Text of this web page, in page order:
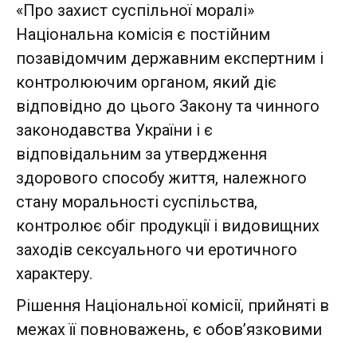
«Про захист суспільної моралі»
Національна комісія є постійним
позавідомчим державним експертним і
контролюючим органом, який діє
відповідно до цього Закону та чинного
законодавства України і є
відповідальним за утвердження
здорового способу життя, належного
стану моральності суспільства,
контролює обіг продукції і видовищних
заходів сексуального чи еротичного
характеру.
Рішення Національної комісії, прийняті в
межах її повноважень, є обов’язковими